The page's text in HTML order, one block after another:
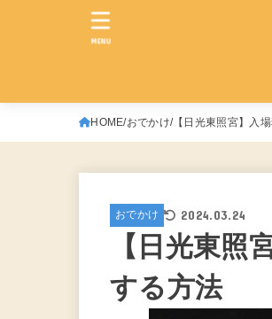
MENU
HOME おでかけ 【日光東照宮】入
おでかけ 2024.03.24
【日光東照
する方法